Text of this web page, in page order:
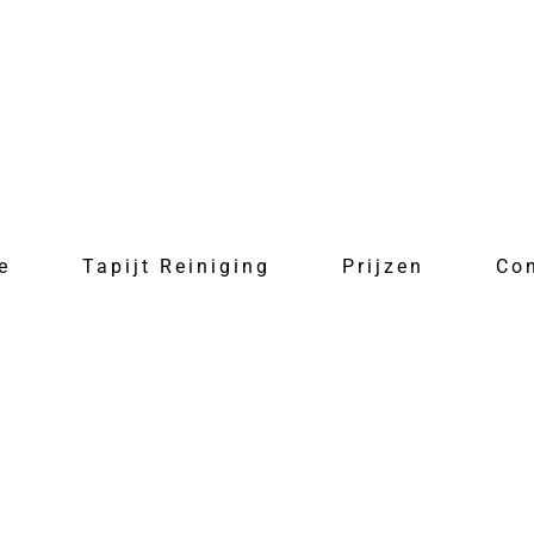
Tapijt Reiniging Prijzen